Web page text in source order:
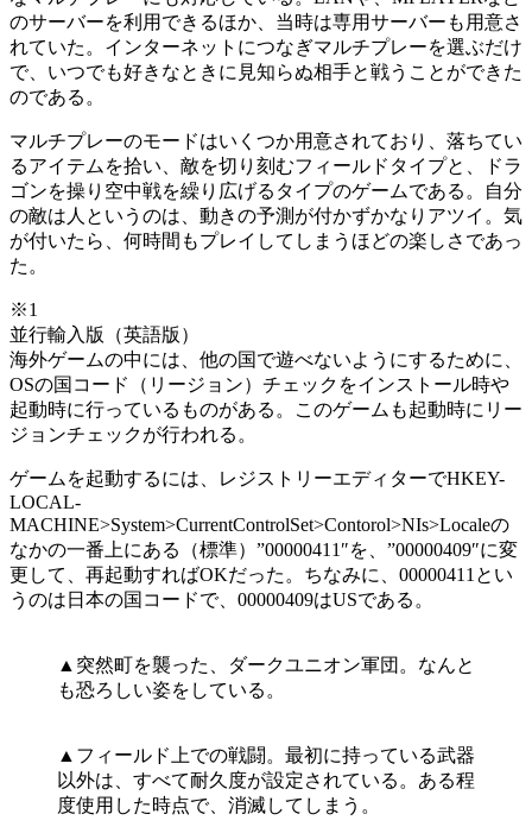
のサーバーを利用できるほか、当時は専用サーバーも用意さ
れていた。インターネットにつなぎマルチプレーを選ぶだけ
で、いつでも好きなときに見知らぬ相手と戦うことができた
のである。
マルチプレーのモードはいくつか用意されており、落ちてい
るアイテムを拾い、敵を切り刻むフィールドタイプと、ドラ
ゴンを操り空中戦を繰り広げるタイプのゲームである。自分
の敵は人というのは、動きの予測が付かずかなりアツイ。気
が付いたら、何時間もプレイしてしまうほどの楽しさであっ
た。
※1
並行輸入版（英語版）
海外ゲームの中には、他の国で遊べないようにするために、
OSの国コード（リージョン）チェックをインストール時や
起動時に行っているものがある。このゲームも起動時にリー
ジョンチェックが行われる。
ゲームを起動するには、レジストリーエディターでHKEY-
LOCAL-
MACHINE>System>CurrentControlSet>Contorol>NIs>Localeの
なかの一番上にある（標準）”00000411″を、”00000409″に変
更して、再起動すればOKだった。ちなみに、00000411とい
うのは日本の国コードで、00000409はUSである。
▲突然町を襲った、ダークユニオン軍団。なんと
も恐ろしい姿をしている。
▲フィールド上での戦闘。最初に持っている武器
以外は、すべて耐久度が設定されている。ある程
度使用した時点で、消滅してしまう。